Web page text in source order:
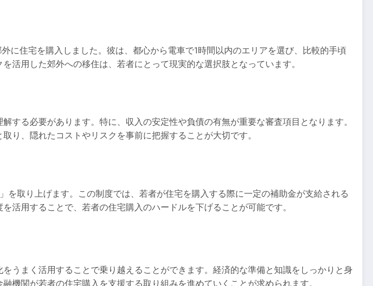
に住宅を購入しました。彼は、都心から電車で1時間以内のエリアを選び、比較的手頃
活用した郊外への移住は、若者にとって現実的な選択肢となっています。
する必要があります。特に、収入の安定性や負債の有無が重要な審査項目となります。
り、隠れたコストやリスクを事前に把握することが大切です。
取り上げます。この制度では、若者が住宅を購入する際に一定の補助金が支給される
活用することで、若者の住宅購入のハードルを下げることが可能です。
うまく活用することで乗り越えることができます。経済的な準備と知識をしっかりと身
機関が若者の住宅購入を支援する取り組みを進めていくことが求められます。